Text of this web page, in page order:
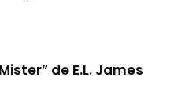
de E.L. James